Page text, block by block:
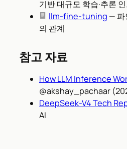
기반 대규모 학습·추론
llm-fine-tuning — 파
의 관계
참고 자료
How LLM Inference
@akshay_pachaar
DeepSeek-V4 Tech
AI